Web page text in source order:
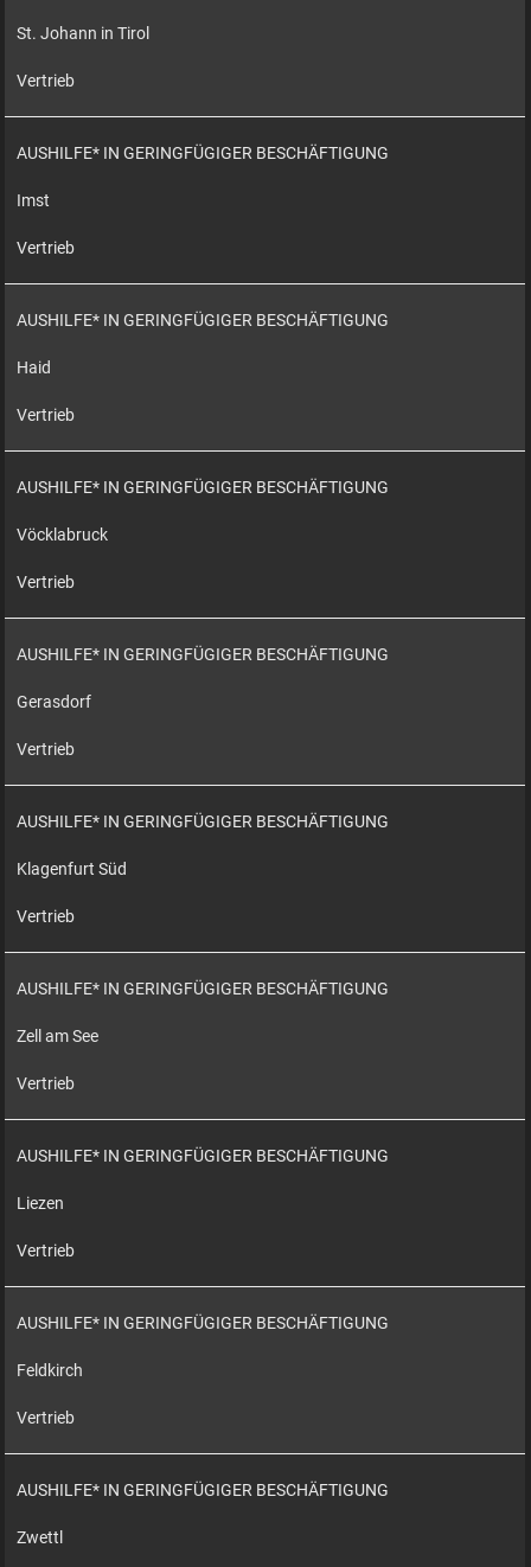
St. Johann in Tirol
Vertrieb
AUSHILFE* IN GERINGFÜGIGER BESCHÄFTIGUNG
Imst
Vertrieb
AUSHILFE* IN GERINGFÜGIGER BESCHÄFTIGUNG
Haid
Vertrieb
AUSHILFE* IN GERINGFÜGIGER BESCHÄFTIGUNG
Vöcklabruck
Vertrieb
AUSHILFE* IN GERINGFÜGIGER BESCHÄFTIGUNG
Gerasdorf
Vertrieb
AUSHILFE* IN GERINGFÜGIGER BESCHÄFTIGUNG
Klagenfurt Süd
Vertrieb
AUSHILFE* IN GERINGFÜGIGER BESCHÄFTIGUNG
Zell am See
Vertrieb
AUSHILFE* IN GERINGFÜGIGER BESCHÄFTIGUNG
Liezen
Vertrieb
AUSHILFE* IN GERINGFÜGIGER BESCHÄFTIGUNG
Feldkirch
Vertrieb
AUSHILFE* IN GERINGFÜGIGER BESCHÄFTIGUNG
Zwettl